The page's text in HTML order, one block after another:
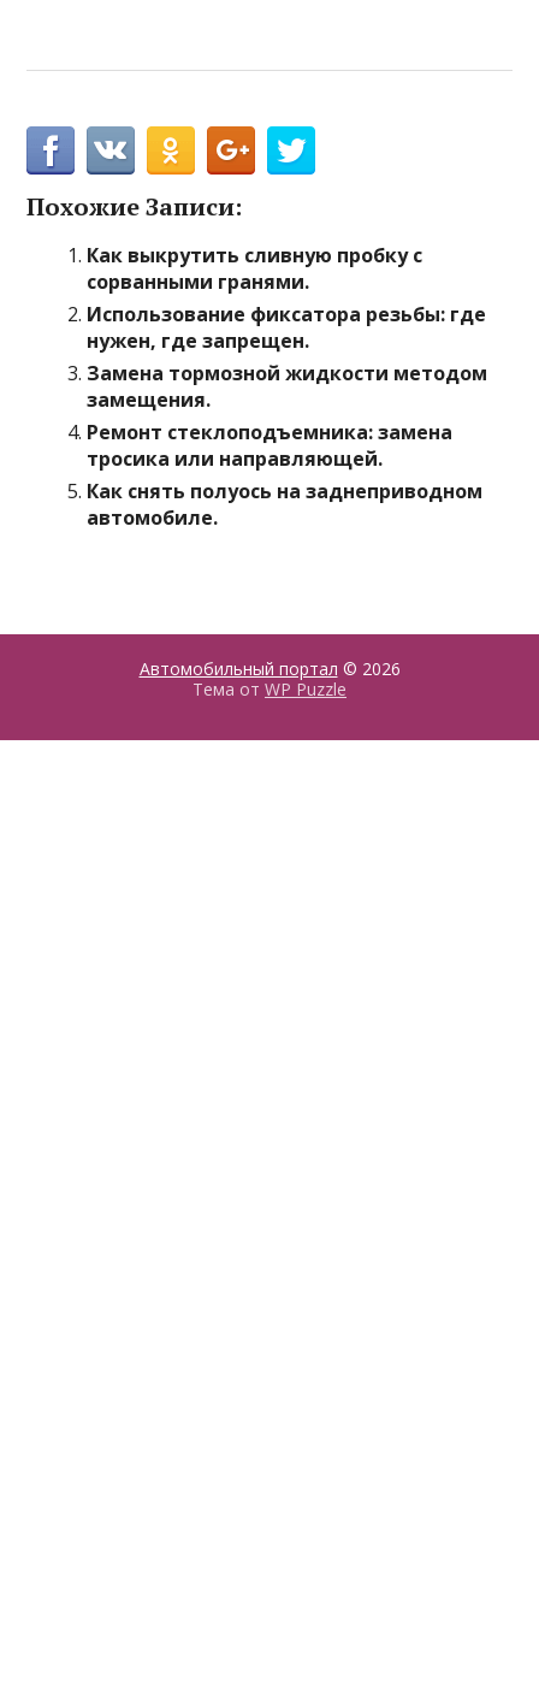
Похожие Записи:
Как выкрутить сливную пробку с
сорванными гранями.
Использование фиксатора резьбы: где
нужен, где запрещен.
Замена тормозной жидкости методом
замещения.
Ремонт стеклоподъемника: замена
тросика или направляющей.
Как снять полуось на заднеприводном
автомобиле.
Автомобильный портал © 2026
Тема от WP Puzzle